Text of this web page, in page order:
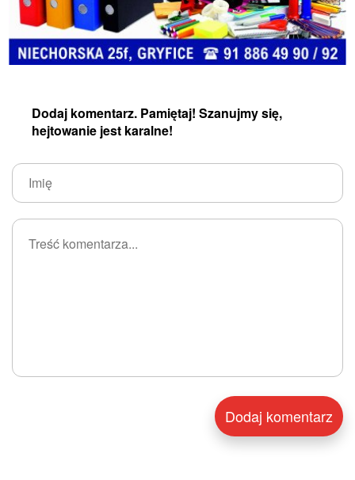
Dodaj komentarz. Pamiętaj! Szanujmy się,
hejtowanie jest karalne!